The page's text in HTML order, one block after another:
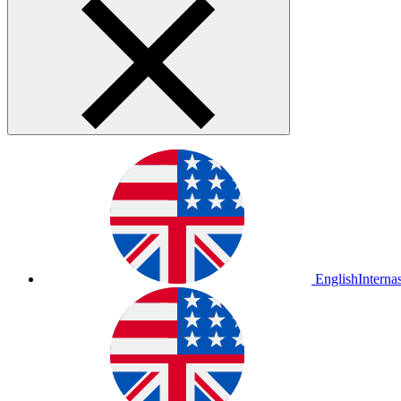
English